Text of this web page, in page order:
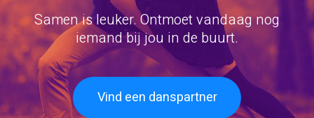
Samen is leuker. Ontmoet vandaag nog
iemand bij jou in de buurt.
Vind een danspartner